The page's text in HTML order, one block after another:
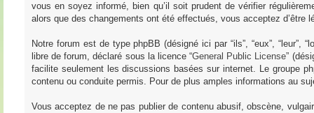
vous en soyez informé, bien qu’il soit prudent de vérifier
alors que des changements ont été effectués, vous acceptez
Notre forum est de type phpBB (désigné ici par “ils”, “eux”, “leur”,
libre de forum, déclaré sous la licence “General Public License”
facilite seulement les discussions basées sur internet. Le groupe
contenu ou conduite permis. Pour de plus amples informations au
Vous acceptez de ne pas publier de contenu abusif, obscène,